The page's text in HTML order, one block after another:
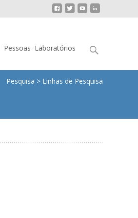
Pessoas Laboratórios
Pesquisar
Pesquisa > Linhas de Pesquisa